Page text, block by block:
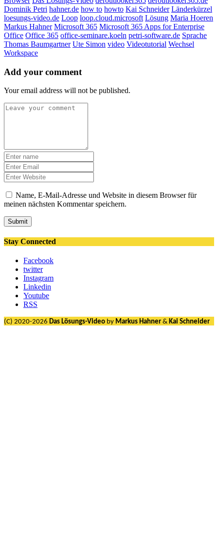
Dominik Petri hahner.de how to howto Kai Schneider Länderkürzel
loesungs-video.de Loop loop.cloud.microsoft Lösung Maria Hoeren
Markus Hahner Microsoft 365 Microsoft 365 Apps for Enterprise
Office Office 365 office-seminare.koeln petri-software.de Sprache
Thomas Baumgartner Ute Simon video Videotutorial Wechsel
Workspace
Add your comment
Your email address will not be published.
Name, E-Mail-Adresse und Website in diesem Browser für
meinen nächsten Kommentar speichern.
Submit
Stay Connected
Facebook
twitter
Instagram
Linkedin
Youtube
RSS
(C) 2020-2026 Das Lösungs-Video by Markus Hahner & Kai Schneider